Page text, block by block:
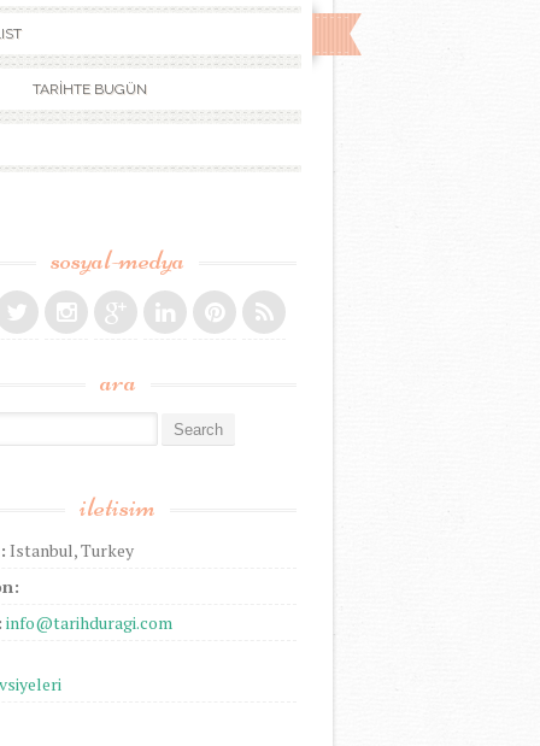
TARİHTE BUGÜN
sosyal-medya
ara
iletisim
Istanbul, Turkey
info@tarihduragi.com